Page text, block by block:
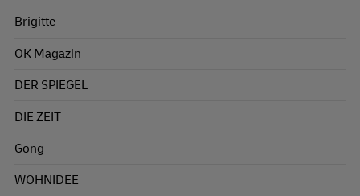
Brigitte
OK Magazin
DER SPIEGEL
DIE ZEIT
Gong
WOHNIDEE